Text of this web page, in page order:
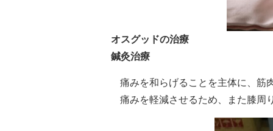
オスグッドの治療
鍼灸治療
痛みを和らげることを主体に、筋
痛みを軽減させるため、また膝周